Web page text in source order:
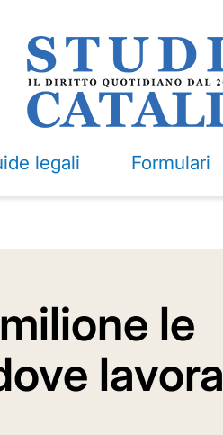
legali Formulari
le
lavora